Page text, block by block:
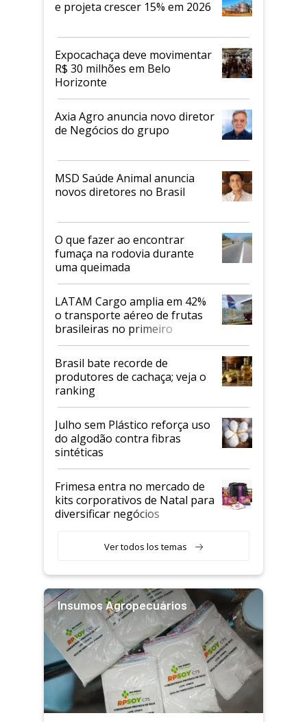
e projeta crescer 15% em 2026
Expocachaça deve movimentar
R$ 30 milhões em Belo
Horizonte
Axia Agro anuncia novo diretor
de Negócios do grupo
MSD Saúde Animal anuncia
novos diretores no Brasil
O que fazer ao encontrar
fumaça na rodovia durante
uma queimada
LATAM Cargo amplia em 42%
o transporte aéreo de frutas
brasileiras no primeiro
semestre
Brasil bate recorde de
produtores de cachaça; veja o
ranking
Julho sem Plástico reforça uso
do algodão contra fibras
sintéticas
Frimesa entra no mercado de
kits corporativos de Natal para
diversificar negócios
Ver todos los temas
Insumos Agropecuários